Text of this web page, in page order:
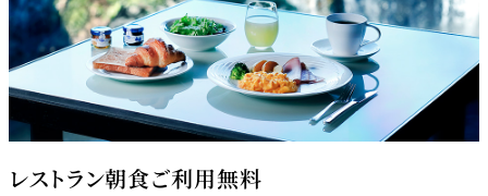
レストラン朝食ご利用無料